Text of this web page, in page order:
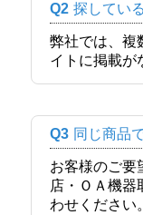
Q2 探してい
弊社では、複
イトに掲載が
Q3 同じ商品
お客様のご要
店・ＯＡ機器
わせください。